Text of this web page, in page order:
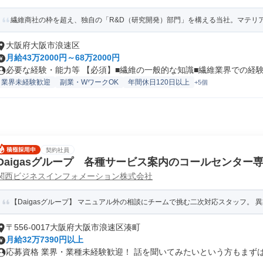
繊維商社の枠を超え、独自の「R&D（研究開発）部門」を構える当社。マテリ
大阪府大阪市浪速区
月給43万2000円～68万2000円
必要な経験・能力等 【必須】■繊維の一般的な知識■繊維業界での経
業界未経験歓迎 副業・WワークOK 年間休日120日以上 +5個
契約社員
グループ 各種サービス案内のコールセンター
西ビジネスインフォメーション株式会社
【Daigasグループ】 マニュアル外の相談にチームで挑む二次対応スタッフ。
〒556-0017大阪府大阪市浪速区湊町
月給32万7390円以上
応募資格 業界・業種未経験歓迎！ 話を聞いてみたいという方もまず